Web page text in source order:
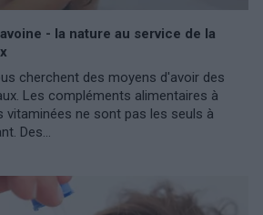
- la nature au service de la
cherchent des moyens d'avoir des
Les compléments alimentaires à
vitaminées ne sont pas les seuls à
Des...